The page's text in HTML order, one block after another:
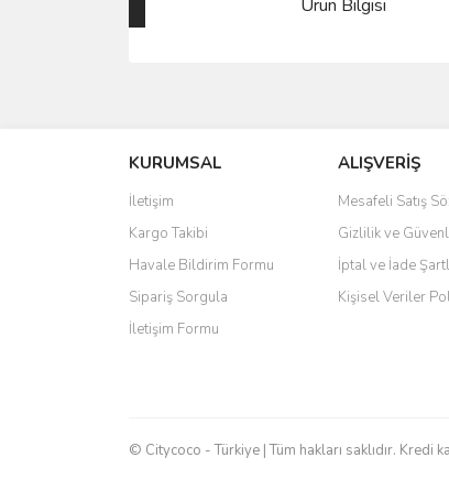
Ürün Bilgisi
Ürün resmi kalitesiz, bozuk veya
Ürün açıklamasında eksik bilgiler
Ürün bilgilerinde hatalar bulunuyor.
Ürün fiyatı diğer sitelerden daha pahalı.
Bu ürüne benzer farklı alternatifler olmalı.
KURUMSAL
İletişim
Kargo Takibi
Havale Bildirim Formu
Sipariş Sorgula
İletişim Formu
ALIŞVERİŞ
Mesafeli Satış
Gizlilik ve
İptal ve İade
Kişisel Veriler
© Citycoco - Türkiye | Tüm hakları saklıdır. Kredi